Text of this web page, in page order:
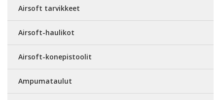
Airsoft tarvikkeet
Airsoft-haulikot
Airsoft-konepistoolit
Ampumataulut